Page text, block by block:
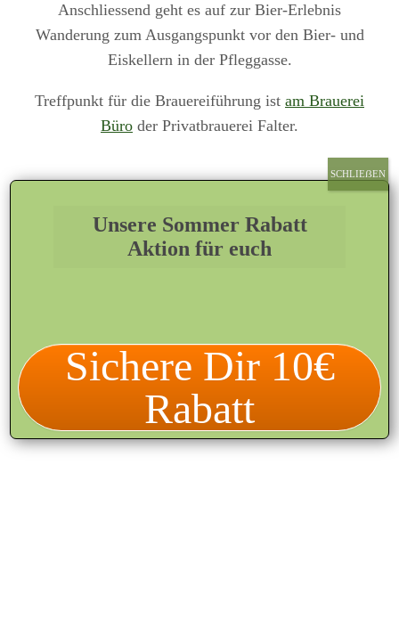
Anschliessend geht es auf zur Bier-Erlebnis
Wanderung zum Ausgangspunkt vor den Bier- und
Eiskellern in der Pfleggasse.
Treffpunkt für die Brauereiführung ist am Brauerei
Büro der Privatbrauerei Falter.
Zur Orientierung
So könnte eure Wanderung aussehen
Unsere Sommer Rabatt
Aktion für euch
Sichere Dir 10€
Rabatt
SCHLIEẞEN